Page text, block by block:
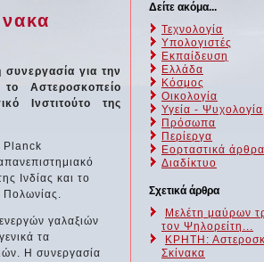
συνεργασία για την
το Αστεροσκοπείο
Ινστιτούτο της
Planck
Ινδίας και το
Πολωνίας.
γαλαξιών
τα
Η συνεργασία
Δείτε ακόμα...
Τεχνολογία
Υπολογιστές
Εκπαίδευση
Ελλάδα
Κόσμος
Οικολογία
Υγεία - Ψυχολογία
Πρόσωπα
Περίεργα
Εορταστικά άρθρα
Διαδίκτυο
Σχετικά άρθρα
Μελέτη μαύρων
τον Ψηλορείτη...
ΚΡΗΤΗ:
Σκίνακα